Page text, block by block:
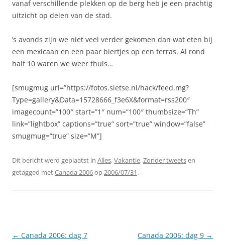
vanaf verschillende plekken op de berg heb je een prachtig
uitzicht op delen van de stad.
’s avonds zijn we niet veel verder gekomen dan wat eten bij
een mexicaan en een paar biertjes op een terras. Al rond
half 10 waren we weer thuis…
[smugmug url=”https://fotos.sietse.nl/hack/feed.mg?
Type=gallery&Data=15728666_f3e6X&format=rss200″
imagecount=”100″ start=”1″ num=”100″ thumbsize=”Th”
link=”lightbox” captions=”true” sort=”true” window=”false”
smugmug=”true” size=”M”]
Dit bericht werd geplaatst in Alles,Vakantie,Zonder tweetsen
getagged metCanada 2006op2006/07/31.
Berichtnavigatie
← Canada 2006: dag 7 Canada 2006: dag 9 →